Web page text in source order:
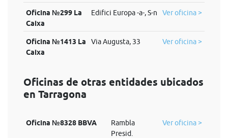
Oficina №299 La
Caixa
Edifici Europa -a-, S-n Ver oficina >
Oficina №1413 La
Caixa
Via Augusta, 33 Ver oficina >
Oficinas de otras entidades ubicados
en Tarragona
Oficina №8328 BBVA
Rambla
Presid.
Ver oficina >